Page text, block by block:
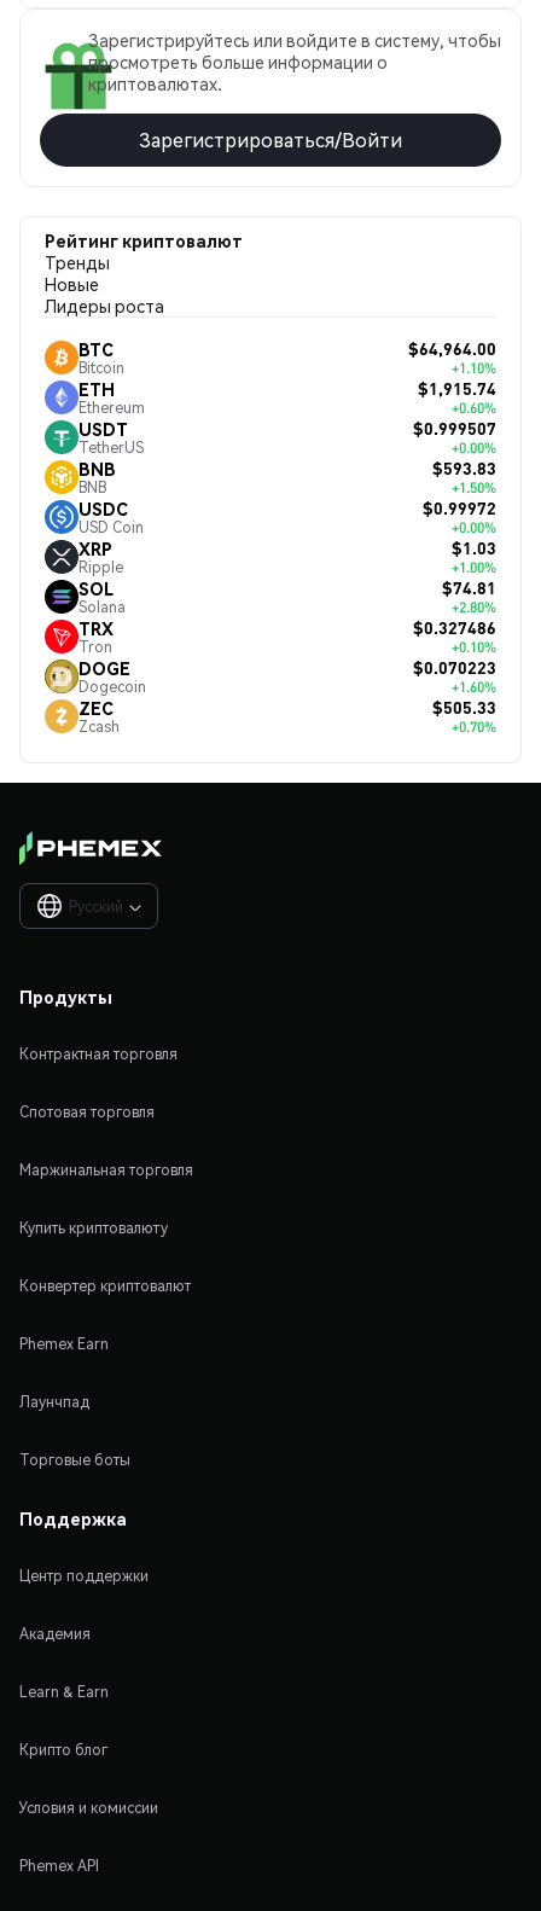
Зарегистрируйтесь или войдите в систему, чтобы
просмотреть больше информации о
криптовалютах.
Зарегистрироваться/Войти
Рейтинг криптовалют
Тренды
Новые
Лидеры роста
BTC
Bitcoin
$64,964.00
+1.10%
ETH
Ethereum
$1,915.74
+0.60%
USDT
TetherUS
$0.999507
+0.00%
BNB
BNB
$593.83
+1.50%
USDC
USD Coin
$0.99972
+0.00%
XRP
Ripple
$1.03
+1.00%
SOL
Solana
$74.81
+2.80%
TRX
Tron
$0.327486
+0.10%
DOGE
Dogecoin
$0.070223
+1.60%
ZEC
Zcash
$505.33
+0.70%
Русский 
Продукты
Контрактная торговля
Спотовая торговля
Маржинальная торговля
Купить криптовалюту
Конвертер криптовалют
Phemex Earn
Лаунчпад
Торговые боты
Поддержка
Центр поддержки
Академия
Learn & Earn
Крипто блог
Условия и комиссии
Phemex API